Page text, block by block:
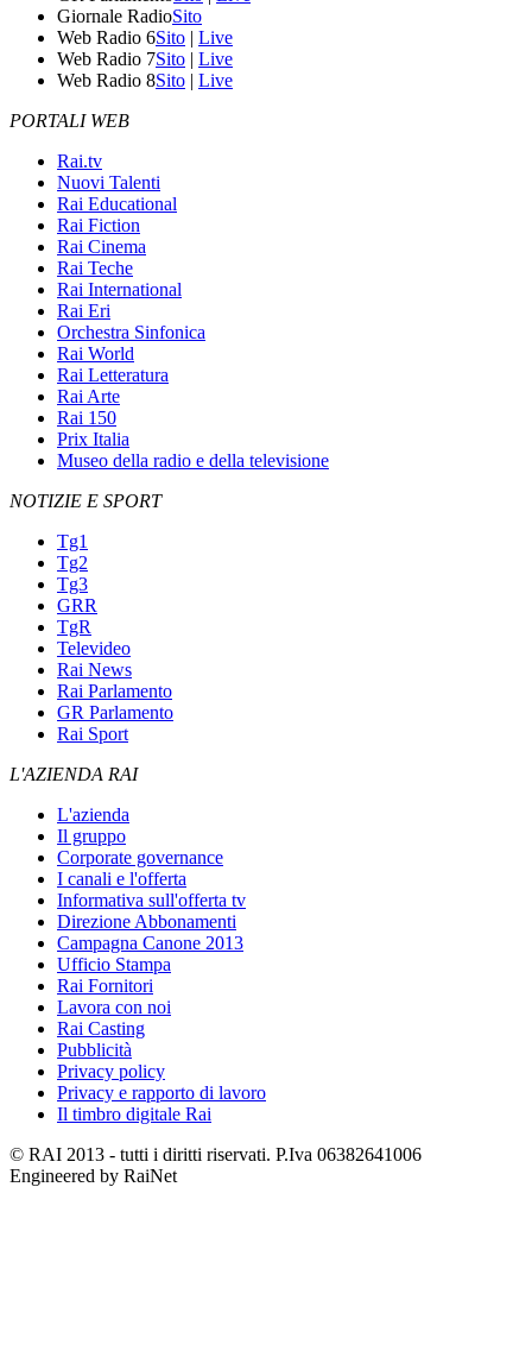
Giornale RadioSito
Web Radio 6Sito | Live
Web Radio 7Sito | Live
Web Radio 8Sito | Live
PORTALI WEB
Rai.tv
Nuovi Talenti
Rai Educational
Rai Fiction
Rai Cinema
Rai Teche
Rai International
Rai Eri
Orchestra Sinfonica
Rai World
Rai Letteratura
Rai Arte
Rai 150
Prix Italia
Museo della radio e della televisione
NOTIZIE E SPORT
Tg1
Tg2
Tg3
GRR
TgR
Televideo
Rai News
Rai Parlamento
GR Parlamento
Rai Sport
L'AZIENDA RAI
L'azienda
Il gruppo
Corporate governance
I canali e l'offerta
Informativa sull'offerta tv
Direzione Abbonamenti
Campagna Canone 2013
Ufficio Stampa
Rai Fornitori
Lavora con noi
Rai Casting
Pubblicità
Privacy policy
Privacy e rapporto di lavoro
Il timbro digitale Rai
© RAI 2013 - tutti i diritti riservati. P.Iva 06382641006
Engineered by RaiNet